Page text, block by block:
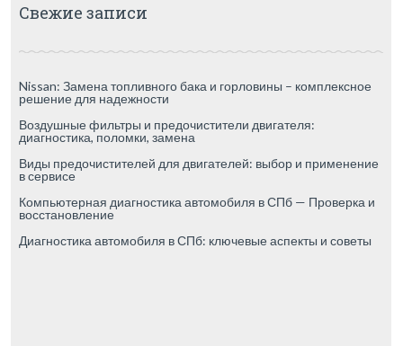
Свежие записи
Nissan: Замена топливного бака и горловины – комплексное
решение для надежности
Воздушные фильтры и предочистители двигателя:
диагностика, поломки, замена
Виды предочистителей для двигателей: выбор и применение
в сервисе
Компьютерная диагностика автомобиля в СПб — Проверка и
восстановление
Диагностика автомобиля в СПб: ключевые аспекты и советы